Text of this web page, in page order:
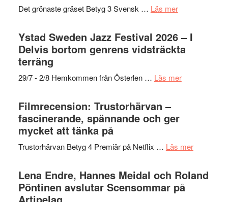
Kulturs
Det grönaste gräset Betyg 3 Svensk … Läs merom
Det
grönaste
gräset
en
hjärtevarm
Ystad Sweden Jazz Festival 2026 – I
Delvis bortom genrens vidsträckta
terräng
29/7 - 2/8 Hemkommen från Österlen … Läs merom
–
Delvis
bortom
Filmrecension: Trustorhärvan –
fascinerande, spännande och ger
mycket att tänka på
Trustorhärvan Betyg 4 Premiär på Netflix … Läs merom
–
Lena Endre, Hannes Meidal och Roland
Pöntinen avslutar Scensommar på